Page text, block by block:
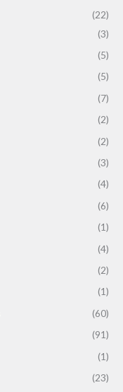
(22)
(3)
(5)
(5)
(7)
(2)
(2)
(3)
(4)
(6)
(1)
(4)
(2)
(1)
(60)
(91)
(1)
(23)